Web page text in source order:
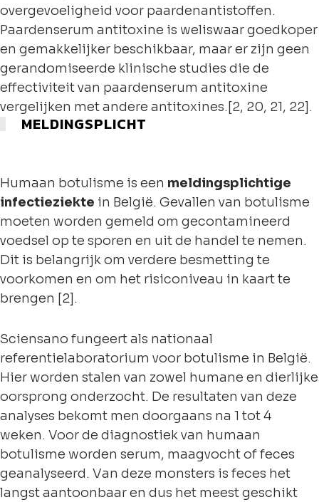
overgevoeligheid voor paardenantistoffen.
Paardenserum antitoxine is weliswaar goedkoper
en gemakkelijker beschikbaar, maar er zijn geen
gerandomiseerde klinische studies die de
effectiviteit van paardenserum antitoxine
vergelijken met andere antitoxines.[2, 20, 21, 22].
MELDINGSPLICHT
Humaan botulisme is een meldingsplichtige
infectieziekte in België. Gevallen van botulisme
moeten worden gemeld om gecontamineerd
voedsel op te sporen en uit de handel te nemen.
Dit is belangrijk om verdere besmetting te
voorkomen en om het risiconiveau in kaart te
brengen [2].
Sciensano fungeert als nationaal
referentielaboratorium voor botulisme in België.
Hier worden stalen van zowel humane en dierlijke
oorsprong onderzocht. De resultaten van deze
analyses bekomt men doorgaans na 1 tot 4
weken. Voor de diagnostiek van humaan
botulisme worden serum, maagvocht of feces
geanalyseerd. Van deze monsters is feces het
langst aantoonbaar en dus het meest geschikt